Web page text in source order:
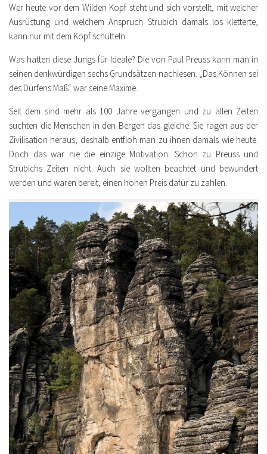
Wer heute vor dem Wilden Kopf steht und sich vorstellt, mit welcher
Ausrüstung und welchem Anspruch Strubich damals los kletterte,
kann nur mit dem Kopf schütteln.
Was hatten diese Jungs für Ideale? Die von Paul Preuss kann man in
seinen denkwürdigen sechs Grundsätzen nachlesen. „Das Können sei
des Dürfens Maß“ war seine Maxime.
Seit dem sind mehr als 100 Jahre vergangen und zu allen Zeiten
suchten die Menschen in den Bergen das gleiche. Sie ragen aus der
Zivilisation heraus, deshalb entfloh man zu ihnen damals wie heute.
Doch das war nie die einzige Motivation. Schon zu Preuss und
Strubichs Zeiten nicht. Auch sie wollten beachtet und bewundert
werden und waren bereit, einen hohen Preis dafür zu zahlen.